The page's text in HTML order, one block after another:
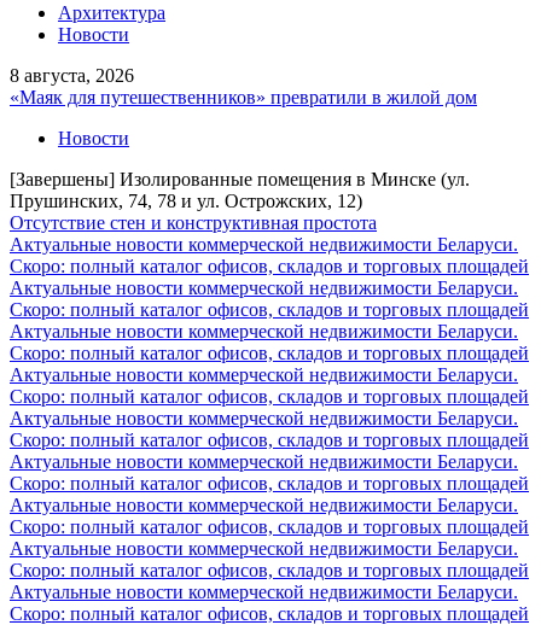
Архитектура
Новости
8 августа, 2026
«Маяк для путешественников» превратили в жилой дом
Новости
[Завершены] Изолированные помещения в Минске (ул.
Прушинских, 74, 78 и ул. Острожских, 12)
Отсутствие стен и конструктивная простота
Актуальные новости коммерческой недвижимости Беларуси.
Скоро: полный каталог офисов, складов и торговых площадей
Актуальные новости коммерческой недвижимости Беларуси.
Скоро: полный каталог офисов, складов и торговых площадей
Актуальные новости коммерческой недвижимости Беларуси.
Скоро: полный каталог офисов, складов и торговых площадей
Актуальные новости коммерческой недвижимости Беларуси.
Скоро: полный каталог офисов, складов и торговых площадей
Актуальные новости коммерческой недвижимости Беларуси.
Скоро: полный каталог офисов, складов и торговых площадей
Актуальные новости коммерческой недвижимости Беларуси.
Скоро: полный каталог офисов, складов и торговых площадей
Актуальные новости коммерческой недвижимости Беларуси.
Скоро: полный каталог офисов, складов и торговых площадей
Актуальные новости коммерческой недвижимости Беларуси.
Скоро: полный каталог офисов, складов и торговых площадей
Актуальные новости коммерческой недвижимости Беларуси.
Скоро: полный каталог офисов, складов и торговых площадей